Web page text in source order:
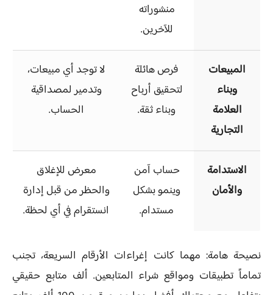
منشوراته
للآخرين.
المبيعات
وبناء
العلامة
التجارية
فرص هائلة
لتحقيق أرباح
وبناء ثقة.
لا توجد أي مبيعات،
وتدمير لمصداقية
الحساب.
الاستدامة
والأمان
حساب آمن
وينمو بشكل
مستدام.
معرض للإغلاق
والحظر من قبل إدارة
انستقرام في أي لحظة.
نصيحة هامة: مهما كانت إغراءات الأرقام السريعة، تجنب
تماماً تطبيقات ومواقع شراء المتابعين. ألف متابع حقيقي